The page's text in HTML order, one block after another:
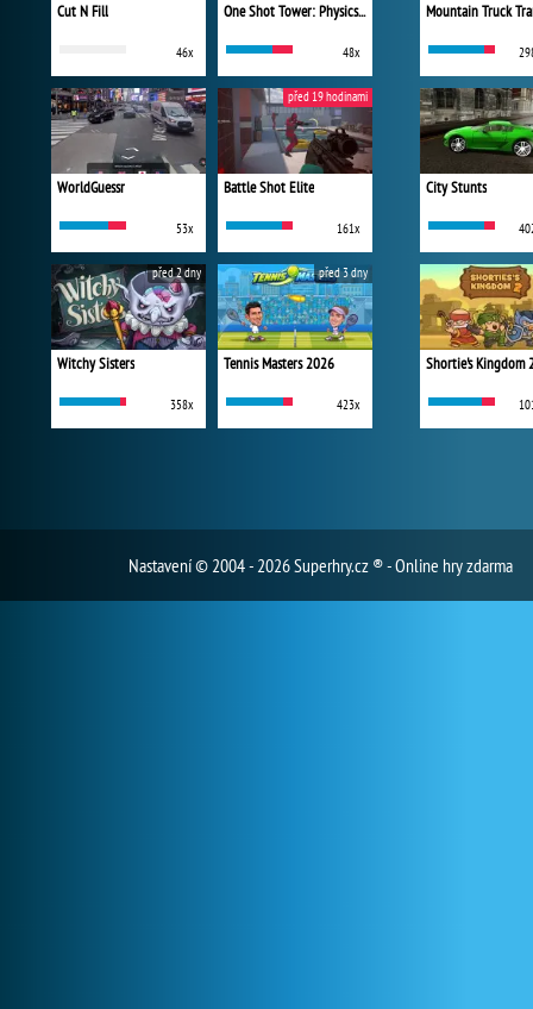
Cut N Fill
46x
One Shot Tower: Physics Destroyer
48x
WorldGuessr
53x
Battle Shot Elite
161x
před 19 hodinami
Witchy Sisters
358x
před 2 dny
Tennis Masters 2026
423x
před 3 dny
Mountain Truck
City Stunts
Shortie's Kingdom
Nastavení© 2004 - 2026 Superhry.cz ® - Online hry zdarma